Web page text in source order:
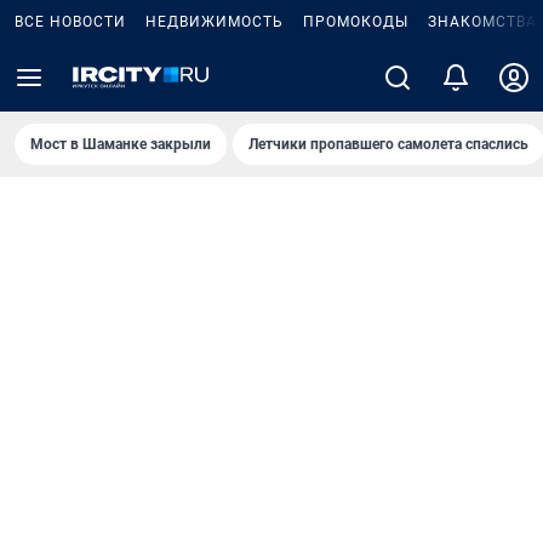
ВСЕ НОВОСТИ НЕДВИЖИМОСТЬ ПРОМОКОДЫ ЗНАКОМСТВА
Мост в Шаманке закрыли Летчики пропавшего самолета спаслись